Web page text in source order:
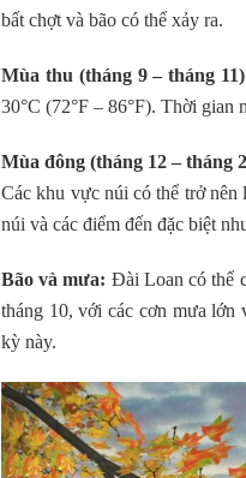
bất chợt và bão có thể xảy ra.
Mùa thu (tháng 9 – tháng
30°C (72°F – 86°F). Thời gian
Mùa đông (tháng 12 – tháng
Các khu vực núi có thể trở nên
núi và các điểm đến đặc biệt
Bão và mưa: Đài Loan có thể
tháng 10, với các cơn mưa lớn
kỳ này.